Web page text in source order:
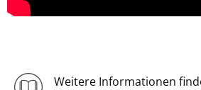
Weitere Informationen